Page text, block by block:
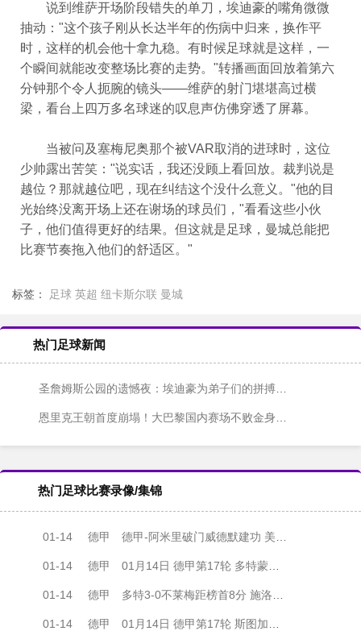
说到维萨开场阶段错失的单刀，埃迪豪的嘴角微微
抽动："这个孩子刚从长达半年的伤病中归来，换作平
时，这样的机会他十拿九稳。有时候足球就是这样，一
个瞬间就能改变整场比赛的走势。"转播画面回放着第六
分钟那个令人扼腕的镜头——维萨的射门堪堪高过横
梁，看台上四万多名球迷的叹息声仿佛穿透了屏幕。
当被问及塞梅尼奥那个被VAR取消的进球时，这位
少帅露出苦笑："说实话，我还没顾上看回放。裁判说是
越位？那就越位吧，现在纠结这个没什么意义。"他的目
光始终没离开场上还在谢场的球员们，"看看这些小伙
子，他们值得更好的结果。但这就是足球，曼城总能把
比赛节奏拖入他们的舒适区。"
标签： 足球 英超 纽卡斯尔联 曼城
热门足球新闻
圣詹姆斯公园的遗憾夜：埃迪豪为弟子们的拼搏精神辩护
恩里克王朝首度崩塌！大巴黎国内赛场不败金身告破
热门足球比赛录像/集锦
01-14 德甲 德甲-阿米里破门威德默建功 美因茨2-1海登海姆
01-14 德甲 01月14日 德甲第17轮 多特蒙德vs不莱梅 全场录像
01-14 德甲 多特3-0不莱梅距榜首8分 施洛特贝克头球破门萨比策吉拉西建功
01-14 德甲 01月14日 德甲第17轮 斯图加特vs法兰克福 全场录像